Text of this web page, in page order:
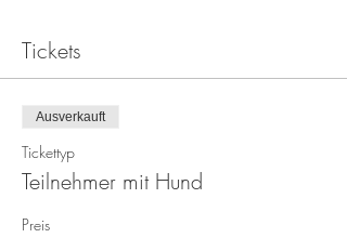
Tickets
Ausverkauft
Tickettyp
Teilnehmer mit Hund
Preis